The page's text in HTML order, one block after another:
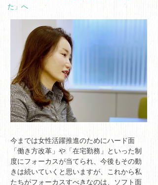
た」へ
今までは女性活躍推進のためにハード面
「働き方改革」や「在宅勤務」といった制
度にフォーカスが当てられ、今後もその動
きは続いていくと思いますが、これから私
たちがフォーカスすべきなのは、ソフト面